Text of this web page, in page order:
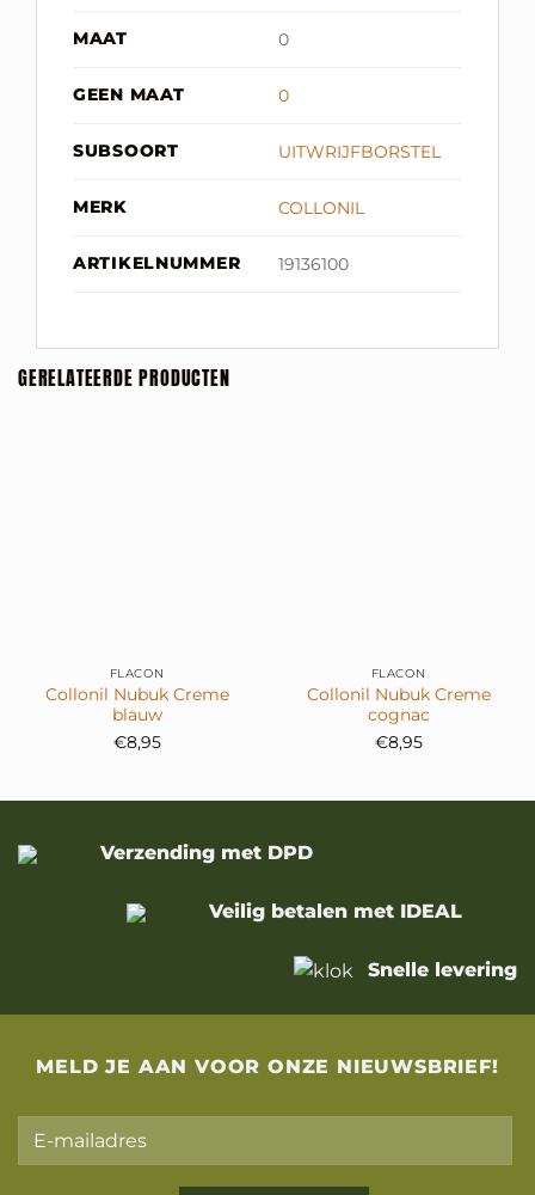
MAAT 0
GEEN MAAT 0
SUBSOORT UITWRIJFBORSTEL
MERK COLLONIL
ARTIKELNUMMER 19136100
GERELATEERDE PRODUCTEN
FLACON
Collonil Nubuk Creme
blauw
€8,95
FLACON
Collonil Nubuk Creme
cognac
€8,95
Verzending met DPD
Veilig betalen met IDEAL
Snelle levering
MELD JE AAN VOOR ONZE NIEUWSBRIEF!